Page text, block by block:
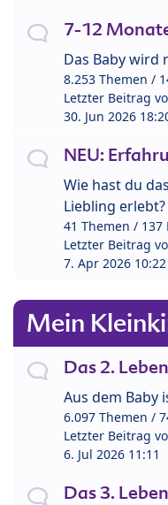
7-12
Das Baby wird
8.253 Themen /
Letzter Beitrag
30. Jun 2026
NEU:
Wie hast du
Liebling erlebt?
41 Themen / 137
Letzter Beitrag
7. Apr 2026 10:22
Mein
Das 2.
Aus dem Baby
6.097 Themen /
Letzter Beitrag
6. Jul 2026 11:11
Das 3.